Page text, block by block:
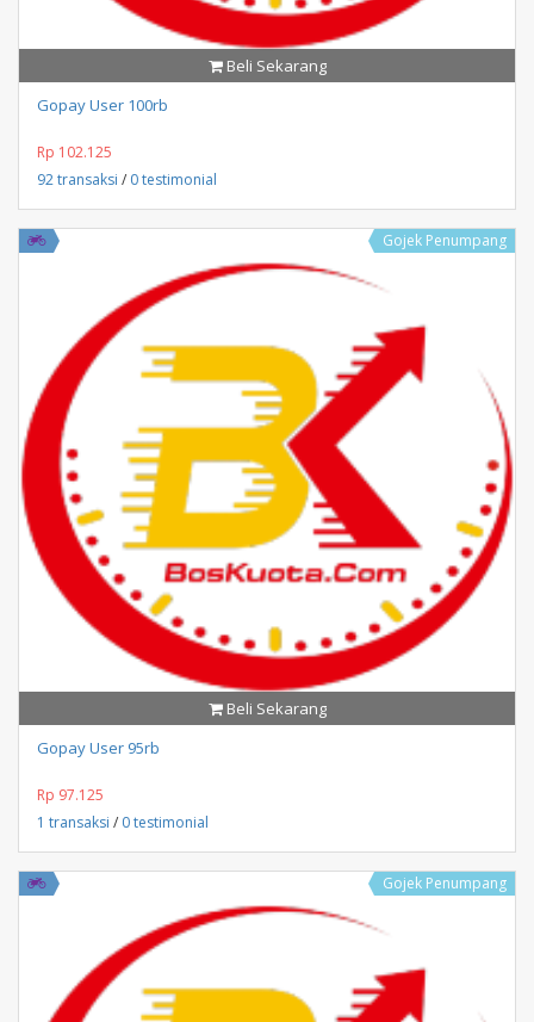
Beli Sekarang
Gopay User 100rb
Rp 102.125
92 transaksi / 0 testimonial
Gojek Penumpang
Beli Sekarang
Gopay User 95rb
Rp 97.125
1 transaksi / 0 testimonial
Gojek Penumpang